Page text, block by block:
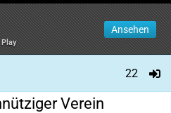
Play
Ansehen
22
Verein